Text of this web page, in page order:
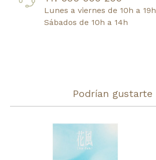
Lunes a viernes de 10h a 19h
Sábados de 10h a 14h
Podrían gustarte